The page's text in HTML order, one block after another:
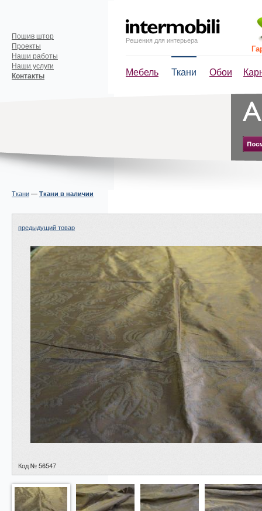
Решения для интерьера
Мебель Ткани Обои
Пошив штор
Проекты
Наши работы
Наши услуги
Контакты
Ткани— Ткани в наличии
предыдущий товар
Код № 56547